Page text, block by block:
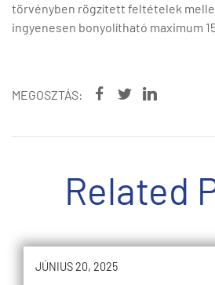
törvényben rögzített feltételek
ingyenesen bonyolítható maximum
MEGOSZTÁS:
Related
JÚNIUS 20, 2025